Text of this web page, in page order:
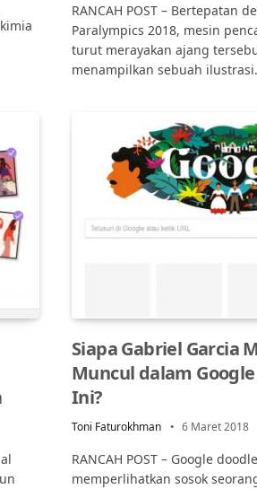
RANCAH POST – Bertepatan
Paralympics 2018, mesin
turut merayakan ajang
menampilkan sebuah
Siapa Gabriel Garcia
Muncul dalam
Ini?
Toni Faturokhman 6 Maret 2018
RANCAH POST – Google
memperlihatkan sosok